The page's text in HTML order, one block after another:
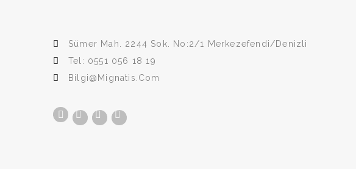
Sümer Mah. 2244 Sok. No:2/1 Merkezefendi/Denizli
Tel: 0551 056 18 19
Bilgi@mignatis.com